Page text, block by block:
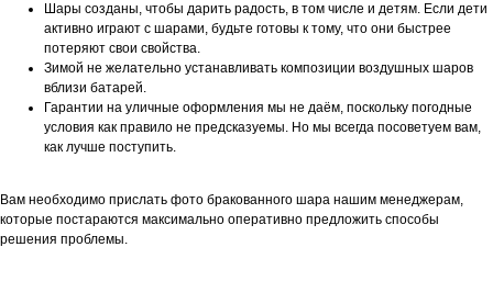
Шары созданы, чтобы дарить радость, в том числе и детям. Если дети
активно играют с шарами, будьте готовы к тому, что они быстрее
потеряют свои свойства.
Зимой не желательно устанавливать композиции воздушных шаров
вблизи батарей.
Гарантии на уличные оформления мы не даём, поскольку погодные
условия как правило не предсказуемы. Но мы всегда посоветуем вам,
как лучше поступить.
Вам необходимо прислать фото бракованного шара нашим менеджерам,
которые постараются максимально оперативно предложить способы
решения проблемы.